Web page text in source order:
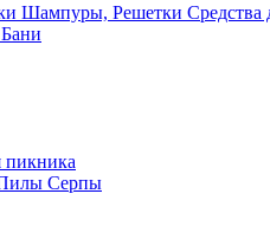
Шампуры, Решетки Средства
пикника
Серпы